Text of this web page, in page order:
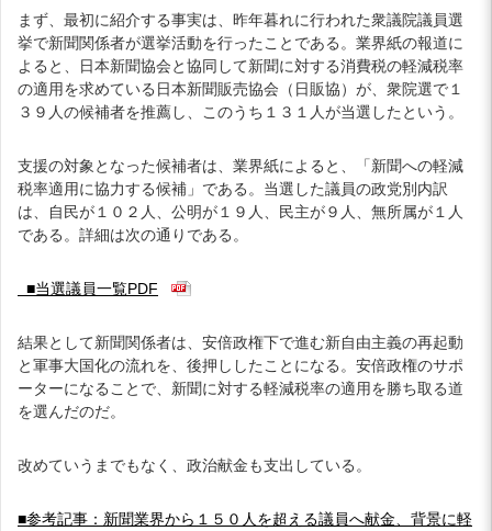
まず、最初に紹介する事実は、昨年暮れに行われた衆議院議員選
挙で新聞関係者が選挙活動を行ったことである。業界紙の報道に
よると、日本新聞協会と協同して新聞に対する消費税の軽減税率
の適用を求めている日本新聞販売協会（日販協）が、衆院選で１
３９人の候補者を推薦し、このうち１３１人が当選したという。
支援の対象となった候補者は、業界紙によると、「新聞への軽減
税率適用に協力する候補」である。当選した議員の政党別内訳
は、自民が１０２人、公明が１９人、民主が９人、無所属が１人
である。詳細は次の通りである。
■当選議員一覧PDF
結果として新聞関係者は、安倍政権下で進む新自由主義の再起動
と軍事大国化の流れを、後押ししたことになる。安倍政権のサポ
ーターになることで、新聞に対する軽減税率の適用を勝ち取る道
を選んだのだ。
改めていうまでもなく、政治献金も支出している。
■参考記事：新聞業界から１５０人を超える議員へ献金、背景に軽